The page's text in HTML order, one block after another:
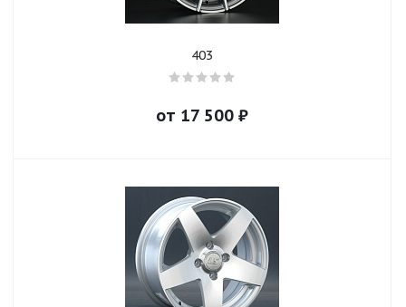
403
от 17 500 ₽